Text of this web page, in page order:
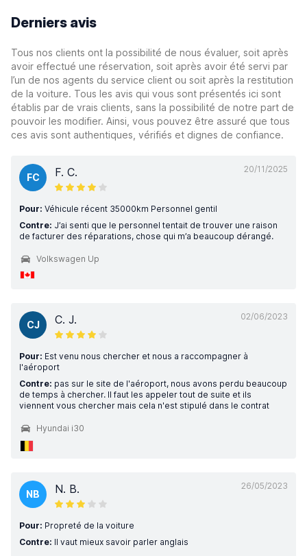
Derniers avis
Tous nos clients ont la possibilité de nous évaluer, soit après
avoir effectué une réservation, soit après avoir été servi par
l’un de nos agents du service client ou soit après la restitution
de la voiture. Tous les avis qui vous sont présentés ici sont
établis par de vrais clients, sans la possibilité de notre part de
pouvoir les modifier. Ainsi, vous pouvez être assuré que tous
ces avis sont authentiques, vérifiés et dignes de confiance.
20/11/2025
FC F. C.
Pour: Véhicule récent 35000km Personnel gentil
Contre: J’ai senti que le personnel tentait de trouver une raison
de facturer des réparations, chose qui m’a beaucoup dérangé.
Volkswagen Up
02/06/2023
CJ C. J.
Pour: Est venu nous chercher et nous a raccompagner à
l'aéroport
Contre: pas sur le site de l'aéroport, nous avons perdu beaucoup
de temps à chercher. Il faut les appeler tout de suite et ils
viennent vous chercher mais cela n'est stipulé dans le contrat
Hyundai i30
26/05/2023
NB N. B.
Pour: Propreté de la voiture
Contre: Il vaut mieux savoir parler anglais